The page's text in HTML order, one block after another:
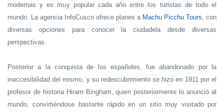
modernas y es muy popular cada año entre los turistas de todo el
mundo. La agencia InfoCusco ofrece planes a Machu Picchu Tours , con
diversas opciones para conocer la ciudadela desde diversas
perspectivas.
Posterior a la conquista de los españoles, fue abandonado por la
inaccesibilidad del mismo, y su redescubrimiento se hizo en 1911 por el
profesor de historia Hiram Bingham, quien posteriormente lo anunció al
mundo, convirtiéndose bastante rápido en un sitio muy visitado por